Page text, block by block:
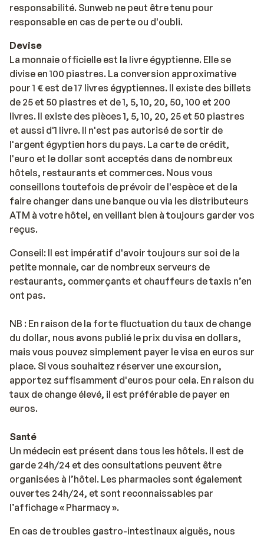
responsabilité. Sunweb ne peut être tenu pour
responsable en cas de perte ou d'oubli.
Devise
La monnaie officielle est la livre égyptienne. Elle se
divise en 100 piastres. La conversion approximative
pour 1 € est de 17 livres égyptiennes. Il existe des billets
de 25 et 50 piastres et de 1, 5, 10, 20, 50, 100 et 200
livres. Il existe des pièces 1, 5, 10, 20, 25 et 50 piastres
et aussi d'1 livre. Il n'est pas autorisé de sortir de
l'argent égyptien hors du pays. La carte de crédit,
l'euro et le dollar sont acceptés dans de nombreux
hôtels, restaurants et commerces. Nous vous
conseillons toutefois de prévoir de l'espèce et de la
faire changer dans une banque ou via les distributeurs
ATM à votre hôtel, en veillant bien à toujours garder vos
reçus.
Conseil: Il est impératif d'avoir toujours sur soi de la
petite monnaie, car de nombreux serveurs de
restaurants, commerçants et chauffeurs de taxis n’en
ont pas.
NB : En raison de la forte fluctuation du taux de change
du dollar, nous avons publié le prix du visa en dollars,
mais vous pouvez simplement payer le visa en euros sur
place. Si vous souhaitez réserver une excursion,
apportez suffisamment d'euros pour cela. En raison du
taux de change élevé, il est préférable de payer en
euros.
Santé
Un médecin est présent dans tous les hôtels. Il est de
garde 24h/24 et des consultations peuvent être
organisées à l’hôtel. Les pharmacies sont également
ouvertes 24h/24, et sont reconnaissables par
l’affichage « Pharmacy ».
En cas de troubles gastro-intestinaux aiguës, nous